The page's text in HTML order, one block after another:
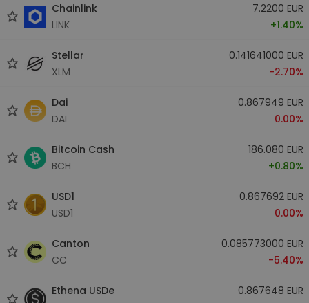
Chainlink
LINK
7.2200 EUR
+1.40%
Stellar
XLM
0.141641000 EUR
-2.70%
Dai
DAI
0.867949 EUR
0.00%
Bitcoin Cash
BCH
186.080 EUR
+0.80%
USD1
USD1
0.867692 EUR
0.00%
Canton
CC
0.085773000 EUR
-5.40%
Ethena USDe
0.867648 EUR